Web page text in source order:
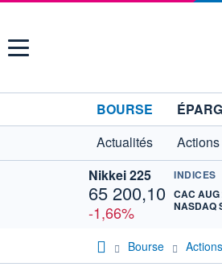
Menu
BOURSE
Actualités
Actions
Nikkei 225
65 200,10
-1,66%
INDICES
CAC AUG
NASDAQ
Bourse Actions